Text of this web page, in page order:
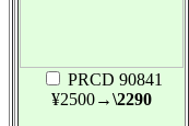
PRCD 90841
¥2500→\2290